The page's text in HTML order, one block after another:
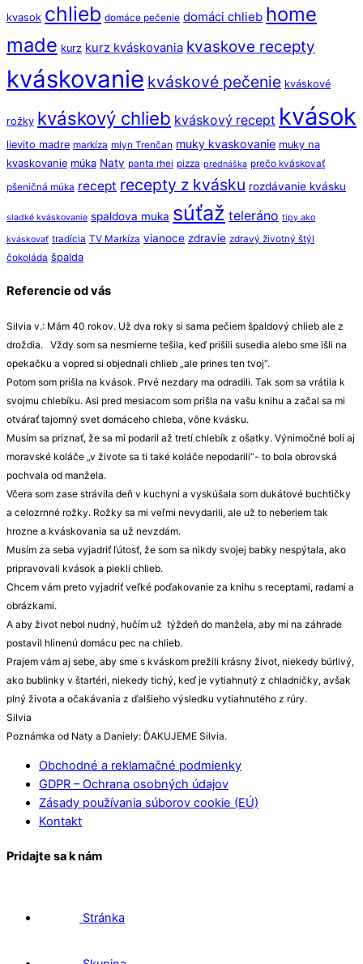
kvasok chlieb domáce pečenie domáci chlieb home
made kurz kurz kváskovania kvaskove recepty
kváskovanie kváskové pečenie kváskové
rožky kváskový chlieb kváskový recept kvások
lievito madre markíza mlyn Trenčan muky kvaskovanie muky na
kvaskovanie múka Naty panta rhei pizza prednáška prečo kváskovať
pšeničná múka recept recepty z kvásku rozdávanie kvásku
sladké kváskovanie spaldova muka súťaž teleráno tipy ako
kváskovať tradícia TV Markíza vianoce zdravie zdravý životný štýl
čokoláda špalda
Referencie od vás
Silvia v.: Mám 40 rokov. Už dva roky si sama pečiem špaldový chlieb ale z
droždia. Vždy som sa nesmierne tešila, keď prišili susedia alebo sme išli na
opekačku a vopred si objednali chlieb „ale prines ten tvoj“.
Potom som prišla na kvások. Prvé nezdary ma odradili. Tak som sa vrátila k
svojmu chlebíku. Asi pred mesiacom som prišla na vašu knihu a začal sa mi
otvárať tajomný svet domáceho chleba, vône kvásku.
Musím sa priznať, že sa mi podaril až tretí chlebík z ošatky. Výnimočné boli aj
moravské koláče „v živote sa ti také koláče nepodarili“- to bola obrovská
pochvala od manžela.
Včera som zase strávila deň v kuchyni a vyskúšala som dukátové buchtičky
a celozrnné rožky. Rožky sa mi veľmi nevydarili, ale už to neberiem tak
hrozne a kváskovania sa už nevzdám.
Musím za seba vyjadriť ľútosť, že som sa nikdy svojej babky nespýtala, ako
pripravovali kvások a piekli chlieb.
Chcem vám preto vyjadriť veľké poďakovanie za knihu s receptami, radami a
obrázkami.
A aby život nebol nudný, hučím už týždeň do manžela, aby mi na záhrade
postavil hlinenú domácu pec na chlieb.
Prajem vám aj sebe, aby sme s kváskom prežili krásny život, niekedy búrlivý,
ako bublinky v štartéri, niekedy tichý, keď je vytiahnutý z chladničky, avšak
plný života a očakávania z ďalšieho výsledku vytiahnutého z rúry.
Silvia
Poznámka od Naty a Daniely: ĎAKUJEME Silvia.
Obchodné a reklamačné podmienky
GDPR – Ochrana osobných údajov
Zásady používania súborov cookie (EÚ)
Kontakt
Pridajte sa k nám
Stránka